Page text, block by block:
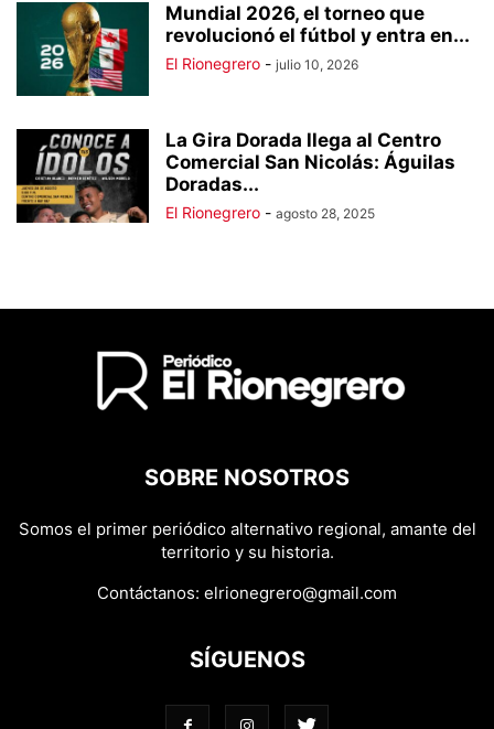
Mundial 2026, el torneo que
revolucionó el fútbol y entra en...
El Rionegrero - julio 10, 2026
La Gira Dorada llega al Centro
Comercial San Nicolás: Águilas
Doradas...
El Rionegrero - agosto 28, 2025
SOBRE NOSOTROS
Somos el primer periódico alternativo regional, amante del
territorio y su historia.
Contáctanos: elrionegrero@gmail.com
SÍGUENOS